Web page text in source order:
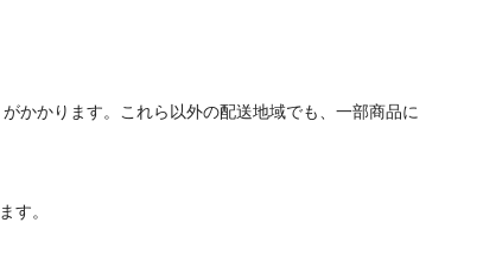
かかります。これら以外の配送地域でも、一部商品に
す。